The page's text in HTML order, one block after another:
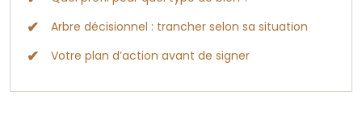
Arbre décisionnel : trancher selon sa situation
Votre plan d’action avant de signer